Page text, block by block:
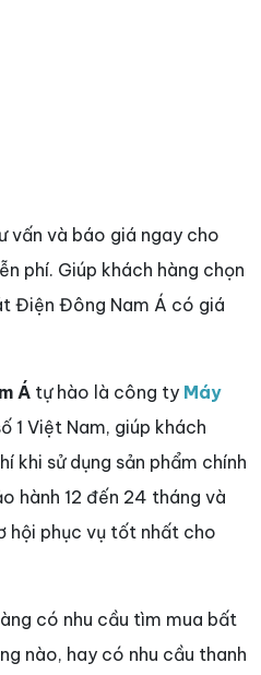
vấn và báo giá ngay cho
phí. Giúp khách hàng chọn
Điện Đông Nam Á có giá
Á tự hào là công ty Máy
1 Việt Nam, giúp khách
khi sử dụng sản phẩm chính
hành 12 đến 24 tháng và
hội phục vụ tốt nhất cho
có nhu cầu tìm mua bất
nào, hay có nhu cầu thanh